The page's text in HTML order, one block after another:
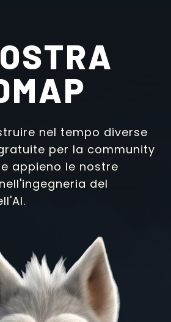
nel tempo diverse
per la community
appieno le nostre
del